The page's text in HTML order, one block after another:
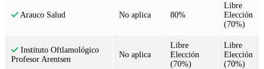
Arauco Salud No aplica 80%
Libre
Elección
(70%)
Instituto Oftlamológico
Profesor Arentsen
No aplica
Libre
Elección
(70%)
Libre
Elección
(70%)